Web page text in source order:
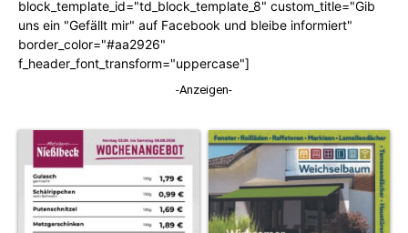
block_template_id="td_block_template_8" custom_title="Gib
uns ein "Gefällt mir" auf Facebook und bleibe informiert"
border_color="#aa2926"
f_header_font_transform="uppercase"]
-Anzeigen-